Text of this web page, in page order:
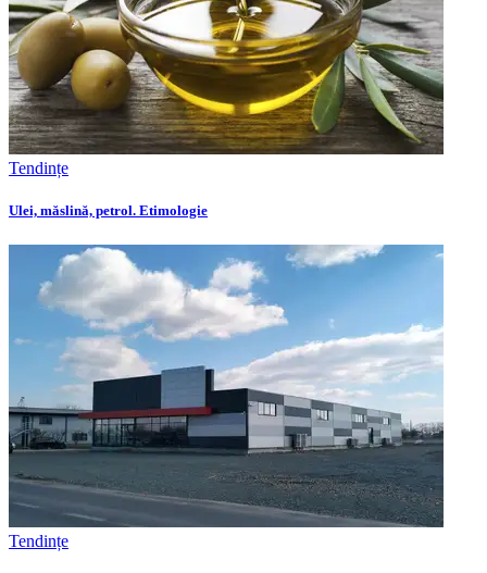
Tendințe
Ulei, măslină, petrol. Etimologie
Tendințe